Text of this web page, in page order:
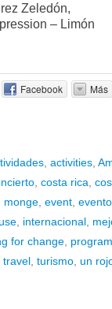
Zeledón,
– Limón
Facebook Más
activities
costa rica
monge event evento
internacional
for change
travel turismo un